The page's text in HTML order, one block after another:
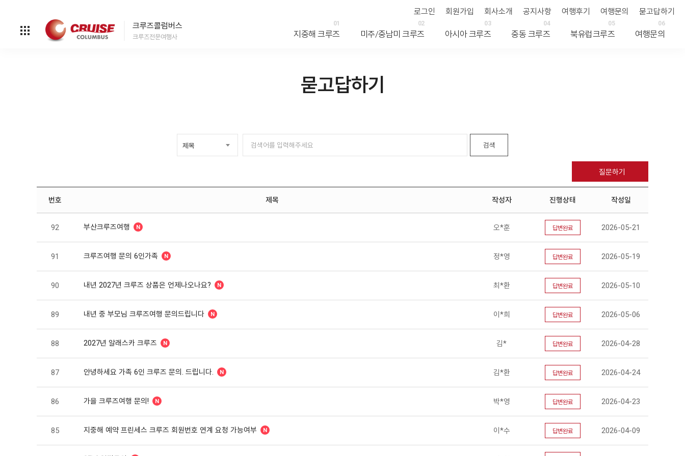
크루즈콜럼버스
크루즈전문여행사
01
지중해 크루즈
02
미주/중남미 크루즈
03
아시아 크루즈
04
중동 크루즈
05
북유럽크루즈
06
여행문의
로그인 회원가입 회사소개 공지사항 여행후기 여행문의 묻고답하기
묻고답하기
질문하기
번호 제목 작성자 진행상태 작성일
92 부산크루즈여행 오*훈 답변완료 2026-05-21
91 크루즈여행 문의 6인가족 정*영 답변완료 2026-05-19
90 내년 2027년 크루즈 상품은 언제나오나요? 최*환 답변완료 2026-05-10
89 내년 중 부모님 크루즈여행 문의드립니다 이*희 답변완료 2026-05-06
88 2027년 알래스카 크루즈 김* 답변완료 2026-04-28
87 안녕하세요 가족 6인 크루즈 문의. 드립니다. 김*환 답변완료 2026-04-24
86 가을 크루즈여행 문의! 박*영 답변완료 2026-04-23
85 지중해 예약 프린세스 크루즈 회원번호 연계 요청 가능여부 이*수 답변완료 2026-04-09